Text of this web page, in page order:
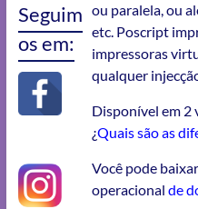
ou paralela, ou
etc. Poscript
impressoras
qualquer
Disponível em 2
¿Quais são as
Você pode
operacionalde
Seguim
os em: